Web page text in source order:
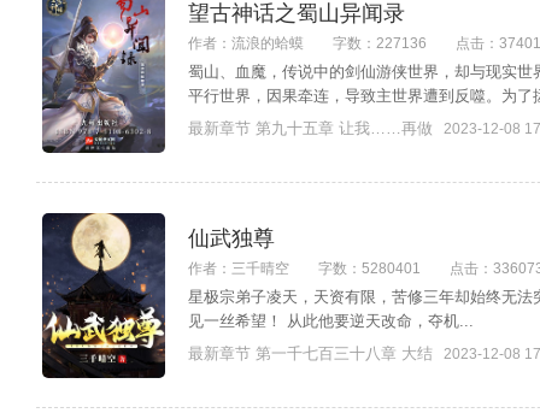
望古神话之蜀山异闻录
作者：流浪的蛤蟆 字数：227136 点击：
蜀山、血魔，传说中的剑仙游侠世界，却与现实
平行世界，因果牵连，导致主世界遭到反噬。为了
最新章节 第九十五章 让我……再做
2023-12-08
仙武独尊
作者：三千晴空 字数：5280401 点击：
星极宗弟子凌天，天资有限，苦修三年却始终无
见一丝希望！ 从此他要逆天改命，夺机...
最新章节 第一千七百三十八章 大结
2023-12-08